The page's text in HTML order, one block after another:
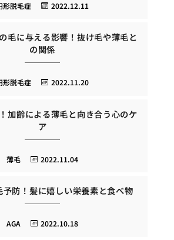
2022.12.11
形脱毛症
毛に与える影響！抜け毛や薄毛と
の関係
2022.11.20
形脱毛症
加齢による薄毛と向き合う心のケ
ア
2022.11.04
薄毛
予防！髪に嬉しい栄養素と食べ物
2022.10.18
AGA